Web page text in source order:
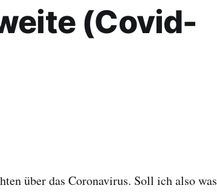
(Covid-
über das Coronavirus. Soll ich also was